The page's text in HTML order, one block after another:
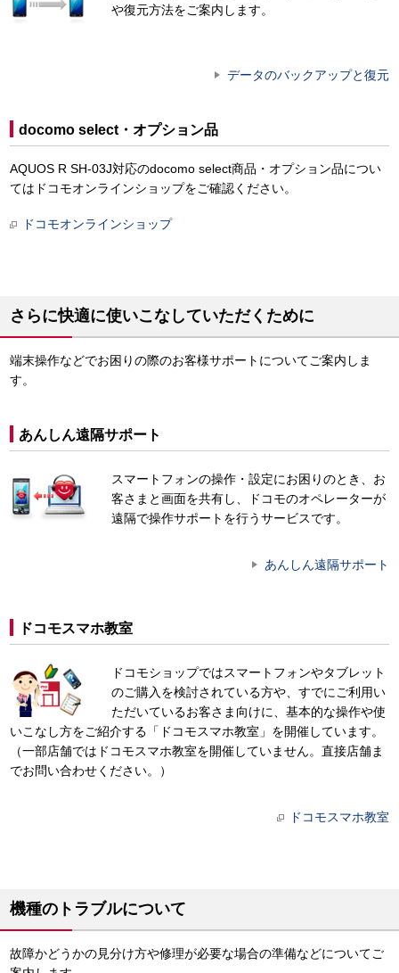
や復元方法をご案内します。
データのバックアップと復元
docomo select・オプション品
AQUOS R SH-03J対応のdocomo select商品・オプション品につい
てはドコモオンラインショップをご確認ください。
ドコモオンラインショップ
さらに快適に使いこなしていただくために
端末操作などでお困りの際のお客様サポートについてご案内しま
す。
あんしん遠隔サポート
スマートフォンの操作・設定にお困りのとき、お
客さまと画面を共有し、ドコモのオペレーターが
遠隔で操作サポートを行うサービスです。
あんしん遠隔サポート
ドコモスマホ教室
ドコモショップではスマートフォンやタブレット
のご購入を検討されている方や、すでにご利用い
ただいているお客さま向けに、基本的な操作や使
いこなし方をご紹介する「ドコモスマホ教室」を開催しています。
（一部店舗ではドコモスマホ教室を開催していません。直接店舗ま
でお問い合わせください。）
ドコモスマホ教室
機種のトラブルについて
故障かどうかの見分け方や修理が必要な場合の準備などについてご